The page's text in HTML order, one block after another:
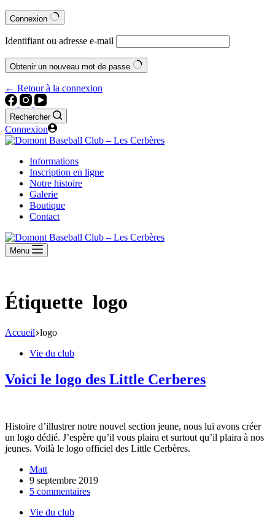
Connexion
Identifiant ou adresse e-mail
Obtenir un nouveau mot de passe
← Retour à la connexion
Rechercher
Connexion
Informations
Inscription en ligne
Notre histoire
Galerie
Boutique
Contact
Menu
Étiquette logo
Accueil logo
Vie du club
Voici le logo des Little Cerberes
Histoire d’illustrer notre nouvel section jeune, nous lui avons créer
un logo dédié. J’espère qu’il vous plaira et surtout qu’il plaira à nos
jeunes. Voilà le logo officiel des Little Cerbères.
Matt
9 septembre 2019
5 commentaires
Vie du club